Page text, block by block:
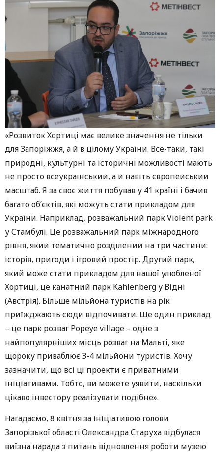
«Розвиток Хортиці має велике значення не тільки
для Запоріжжя, а й в цілому України. Все-таки, такі
природні, культурні та історичні можливості мають
не просто всеукраїнський, а й навіть європейський
масштаб. Я за своє життя побував у 41 країні і бачив
багато об’єктів, які можуть стати прикладом для
України. Наприклад, розважальний парк Violent park
у Стамбулі. Це розважальний парк міжнародного
рівня, який тематично розділений на три частини:
історія, пригоди і ігровий простір. Другий парк,
який може стати прикладом для нашої улюбленої
Хортиці, це канатний парк Kahlenberg у Відні
(Австрія). Більше мільйона туристів на рік
приїжджають сюди відпочивати. Ще один приклад
– це парк розваг Popeye village – одне з
найпопулярніших місць розваг на Мальті, яке
щороку приваблює 3-4 мільйони туристів. Хочу
зазначити, що всі ці проекти є приватними
ініціативами. Тобто, ви можете уявити, наскільки
цікаво інвестору реалізувати подібне».
Нагадаємо, 8 квітня за ініціативою голови
Запорізької області Олександра Старуха відбулася
виїзна нарада з питань відновлення роботи музею